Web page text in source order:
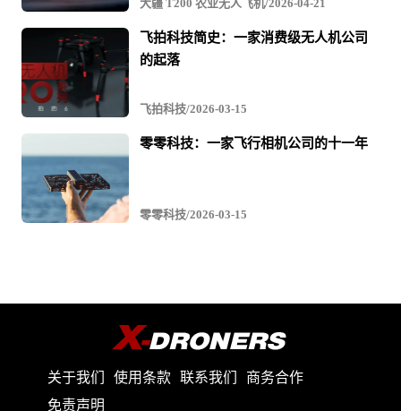
视
频
大疆 T200 农业无人飞机/2026-04-21
飞拍科技简史：一家消费级无人机公司
的起落
飞拍科技/2026-03-15
零零科技：一家飞行相机公司的十一年
零零科技/2026-03-15
关于我们 使用条款 联系我们
商务合作
免责声明